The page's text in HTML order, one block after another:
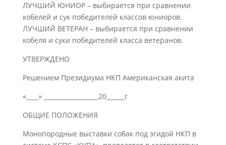
ЛУЧШИЙ ЮНИОР – выбирается при сравнении
кобелей и сук победителей классов юниоров.
ЛУЧШИЙ ВЕТЕРАН – выбирается при сравнении
кобеля и суки победителей класса ветеранов.
УТВЕРЖДЕНО
Решением Президиума НКП Американская акита
«____» __________________20______г
ОБЩИЕ ПОЛОЖЕНИЯ
Монопородные выставки собак под эгидой НКП в